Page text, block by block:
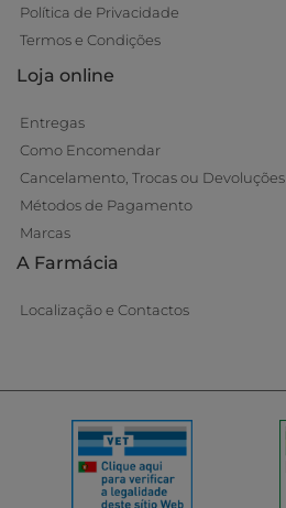
Política de Privacidade
Termos e Condições
Loja online
Entregas
Como Encomendar
Cancelamento, Trocas ou Devoluções
Métodos de Pagamento
Marcas
A Farmácia
Localização e Contactos